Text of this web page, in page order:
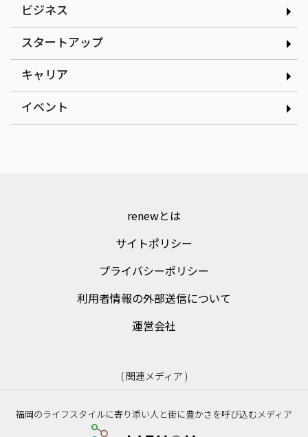
インタビュー
現場の改善アイデアを、AI
で資産に変える｜株式会社
ゲンテイ 元堤晴香さん
｜nancle 小林俊貴さん
ビジネス
スタートアップ
キャリア
イベント
renewとは
サイトポリシー
プライバシーポリシー
利用者情報の外部送信について
運営会社
( 関連メディア )
福岡のライフスタイルに寄り添い人と街に豊かさを呼び込むメディア